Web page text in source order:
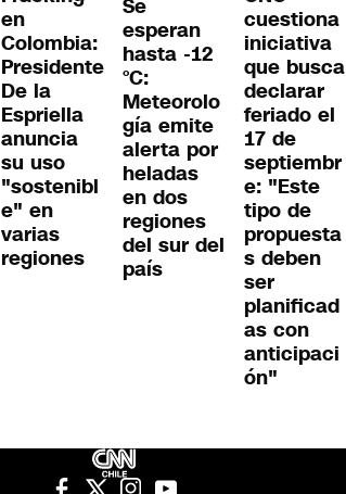
en
Colombia:
Presidente
De la
Espriella
anuncia
su uso
"sostenibl
e" en
varias
regiones
Se
esperan
hasta -12
°C:
Meteorolo
gía emite
alerta por
heladas
en dos
regiones
del sur del
país
cuestiona
iniciativa
que busca
declarar
feriado el
17 de
septiembr
e: "Este
tipo de
propuesta
s deben
ser
planificad
as con
anticipaci
ón"